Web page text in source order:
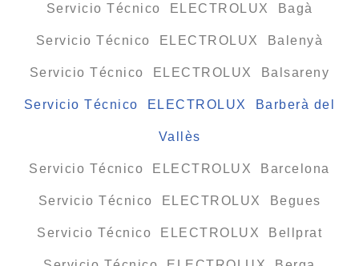
Servicio Técnico ELECTROLUX Bagà
Servicio Técnico ELECTROLUX Balenyà
Servicio Técnico ELECTROLUX Balsareny
Servicio Técnico ELECTROLUX Barberà del
Vallès
Servicio Técnico ELECTROLUX Barcelona
Servicio Técnico ELECTROLUX Begues
Servicio Técnico ELECTROLUX Bellprat